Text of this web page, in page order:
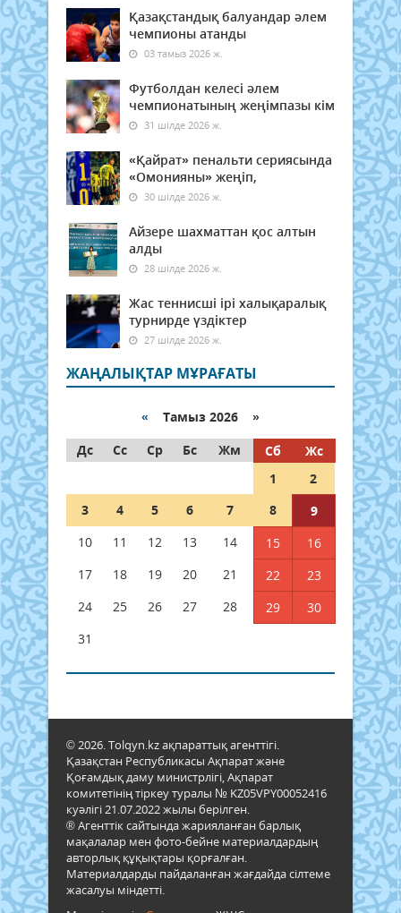
Қазақстандық балуандар әлем
чемпионы атанды
03 тамыз 2026 ж.
Футболдан келесі әлем
чемпионатының жеңімпазы кім
31 шілде 2026 ж.
«Қайрат» пенальти сериясында
«Омонияны» жеңіп,
30 шілде 2026 ж.
Айзере шахматтан қос алтын
алды
28 шілде 2026 ж.
Жас теннисші ірі халықаралық
турнирде үздіктер
27 шілде 2026 ж.
ЖАҢАЛЫҚТАР МҰРАҒАТЫ
« Тамыз 2026 »
Дс
Сс Ср Бс Жм Сб
Жс
1
2
3
4 5 6 7 8
9
10
11 12 13 14 15
16
17
18 19 20 21 22
23
24
25 26 27 28 29
30
31
© 2026. Tolqyn.kz ақпараттық агенттігі.
Қазақстан Республикасы Ақпарат және
Қоғамдық даму министрлігі, Ақпарат
комитетінің тіркеу туралы № KZ05VPY00052416
куәлігі 21.07.2022 жылы берілген.
® Агенттік сайтында жарияланған барлық
мақалалар мен фото-бейне материалдардың
авторлық құқықтары қорғалған.
Материалдарды пайдаланған жағдайда сілтеме
жасалуы міндетті.